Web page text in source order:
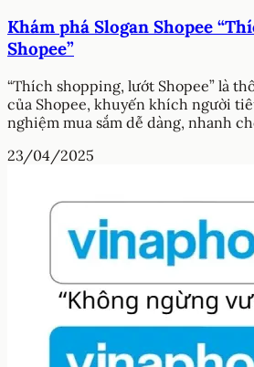
Khám phá Slogan Shopee
Shopee”
“Thích shopping, lướt Shopee” là
của Shopee, khuyến khích người
nghiệm mua sắm dễ dàng, nhanh
23/04/2025